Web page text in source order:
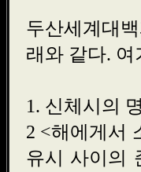
두산세계대
래와 같다.
1. 신체시의
2 <해에게서
유시 사이의